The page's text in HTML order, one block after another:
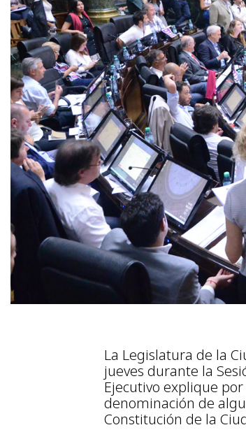
La Legislatura de la
jueves durante la
Ejecutivo explique
denominación de
Constitución de la